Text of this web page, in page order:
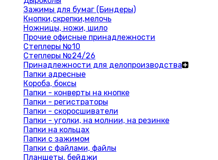
Зажимы для бумаг (Биндеры)
Кнопки,скрепки,мелочь
Ножницы, ножи, шило
Прочие офисные принадлежности
Степлеры №10
Степлеры №24/26
Принадлежности для делопроизводства
Папки адресные
Короба, боксы
Папки - конверты на кнопке
Папки - регистраторы
Папки - скоросшиватели
Папки - уголки, на молнии, на резинке
Папки на кольцах
Папки с зажимом
Папки с файлами, файлы
Планшеты, бейджи